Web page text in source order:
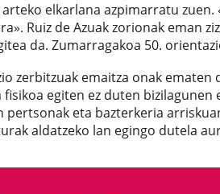
elkarlana azpimarratu zuen.
Ruiz de Azuak zorionak eman
da. Zumarragakoa 50.
zerbitzuak emaitza onak
egiten ez duten
pertsonak eta bazterkeria
aldatzeko lan egingo dutela